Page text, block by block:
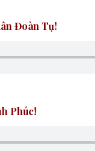
Đoàn Tụ!
Phúc!